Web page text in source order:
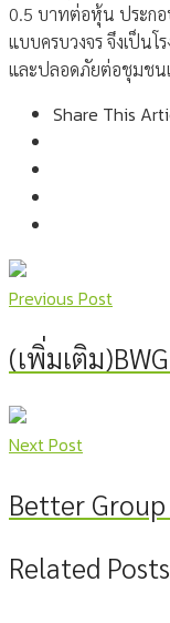
0.5 บาทต่อหุ้น ประกอ
แบบครบวงจร จึงเป็น
และปลอดภัยต่อชุมชน
Share This
Previous Post
(เพิ่มเติม
Next Post
Better
Related Posts